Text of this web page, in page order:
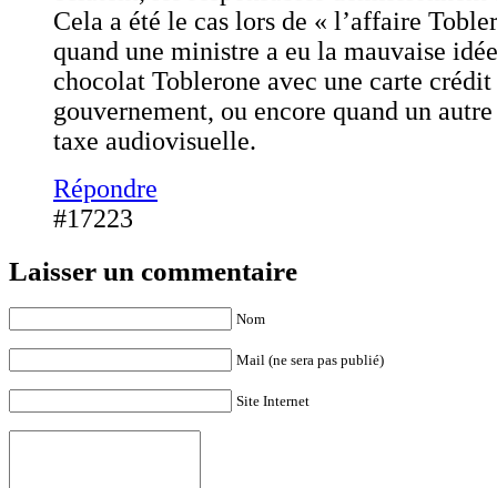
Cela a été le cas lors de « l’affaire
quand une ministre a eu la mauvaise
chocolat Toblerone avec une carte crédit
gouvernement, ou encore quand un autre
taxe audiovisuelle.
Répondre
#17223
Laisser un commentaire
Nom
Mail (ne sera pas publié)
Site Internet